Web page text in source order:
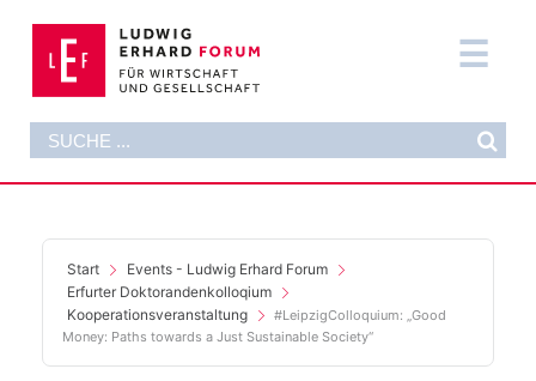
Inhalt
springen
Suche
DAS FORUM
FORMATE
PUBLIKATIONEN
Start
Events - Ludwig Erhard Forum
Erfurter Doktorandenkolloqium
Kooperationsveranstaltung
#LeipzigColloquium: „Good
Money: Paths towards a Just Sustainable Society“